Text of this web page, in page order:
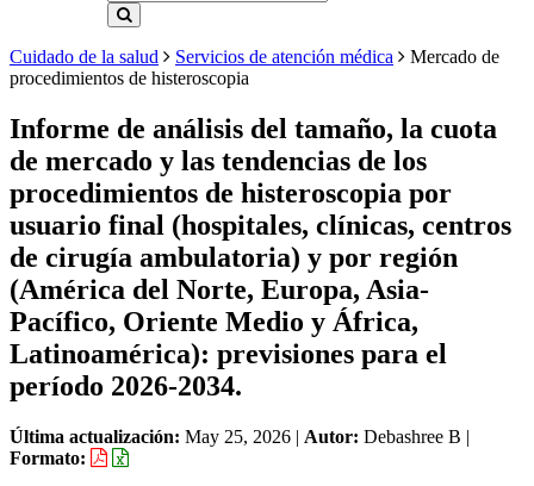
Cuidado de la salud Servicios de atención médica
Mercado de
procedimientos de histeroscopia
Informe de análisis del tamaño, la cuota
de mercado y las tendencias de los
procedimientos de histeroscopia por
usuario final (hospitales, clínicas, centros
de cirugía ambulatoria) y por región
(América del Norte, Europa, Asia-
Pacífico, Oriente Medio y África,
Latinoamérica): previsiones para el
período 2026-2034.
Última actualización: May 25, 2026 | Autor: Debashree B |
Formato: